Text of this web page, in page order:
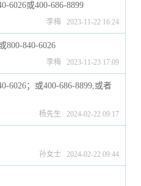
6026或400-686-8899
李梅 2023-11-22 16:24
800-840-6026
李梅 2023-11-23 17:09
6026；或400-686-8899,或者
杨先生 2024-02-22 09:17
孙女士 2024-02-22 09:44